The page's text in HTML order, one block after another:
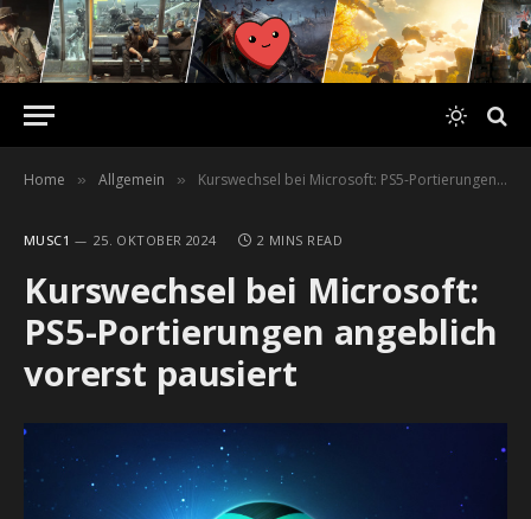
Home » Allgemein » Kurswechsel bei Microsoft: PS5-Portierungen angeblich vorerst pausiert
MUSC1 25. OKTOBER 2024 2 MINS READ
Kurswechsel bei Microsoft:
PS5-Portierungen angeblich
vorerst pausiert